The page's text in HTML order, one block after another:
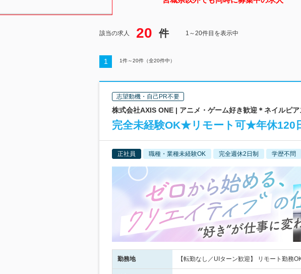
該当の求人 20 件 1～20件目を表示中
1 1件～20件（全20件中）
志望動機・自己PR不要
株式会社AXIS ONE | アニメ・ゲーム好き歓迎＊ネイルピ
完全未経験OK★リモート可★年休120
正社員 職種・業種未経験OK 完全週休2日制 学歴不問
勤務地 【転勤なし／UIターン歓迎】 リモート勤務